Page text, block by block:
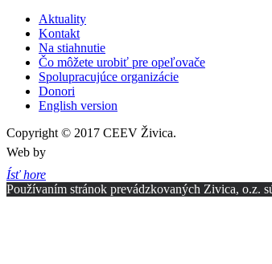
Aktuality
Kontakt
Na stiahnutie
Čo môžete urobiť pre opeľovače
Spolupracujúce organizácie
Donori
English version
Copyright © 2017 CEEV Živica.
Web by
Ísť hore
Používaním stránok prevádzkovaných Zivica, o.z.